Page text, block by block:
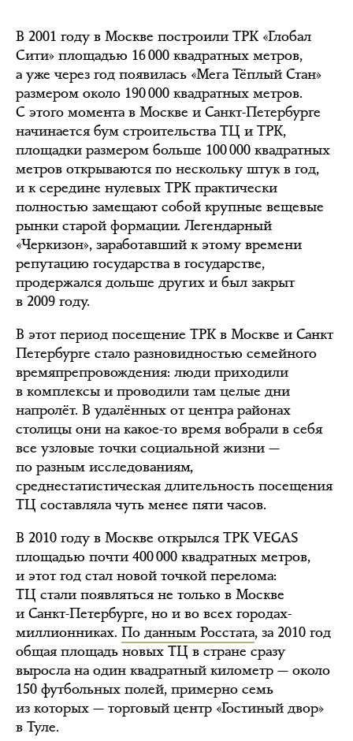
В 2001 году в Москве построили ТРК «Глобал
Сити» площадью 16 000 квадратных метров,
а уже через год появилась «Мега Тёплый Стан»
размером около 190 000 квадратных метров.
С этого момента в Москве и Санкт-Петербурге
начинается бум строительства ТЦ и ТРК,
площадки размером больше 100 000 квадратных
метров открываются по нескольку штук в год,
и к середине нулевых ТРК практически
полностью замещают собой крупные вещевые
рынки старой формации. Легендарный
«Черкизон», заработавший к этому времени
репутацию государства в государстве,
продержался дольше других и был закрыт
в 2009 году.
В этот период посещение ТРК в Москве и Санкт
Петербурге стало разновидностью семейного
времяпрепровождения: люди приходили
в комплексы и проводили там целые дни
напролёт. В удалённых от центра районах
столицы они на какое-то время вобрали в себя
все узловые точки социальной жизни —
по разным исследованиям,
среднестатистическая длительность посещения
ТЦ составляла чуть менее пяти часов.
В 2010 году в Москве открылся ТРК VEGAS
площадью почти 400 000 квадратных метров,
и этот год стал новой точкой перелома:
ТЦ стали появляться не только в Москве
и Санкт-Петербурге, но и во всех городах-
миллионниках. По данным Росстата, за 2010 год
общая площадь новых ТЦ в стране сразу
выросла на один квадратный километр — около
150 футбольных полей, примерно семь
из которых — торговый центр «Гостиный двор»
в Туле.